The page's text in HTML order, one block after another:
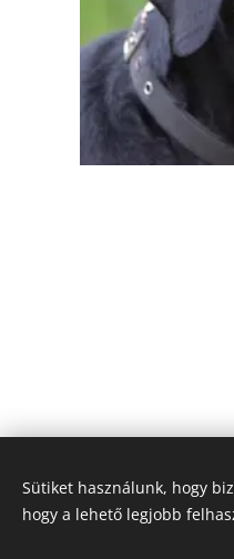
Sütiket használunk, hogy
hogy a lehető legjobb